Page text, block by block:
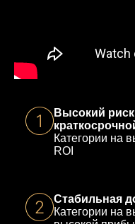
Высокий
Категории на
ROI
Стабильная
Категории на